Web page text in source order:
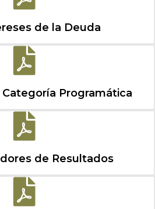
de la Deuda
Categoría Programática
de Resultados